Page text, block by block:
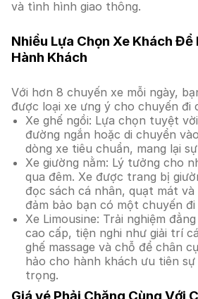
và tình hình giao thông.
Nhiều Lựa Chọn Xe Khách Để
Hành Khách
Với hơn 8 chuyến xe mỗi ngày,
được loại xe ưng ý cho chuyến đi
Xe ghế ngồi: Lựa chọn tuyệt
đường ngắn hoặc di chuyển
dòng xe tiêu chuẩn, mang lại
Xe giường nằm: Lý tưởng cho
qua đêm. Xe được trang bị
đọc sách cá nhân, quạt mát
đảm bảo bạn có một chuyến
Xe Limousine: Trải nghiệm
cao cấp, tiện nghi như giải trí
ghế massage và chỗ để chân
hảo cho hành khách ưu tiên
trọng.